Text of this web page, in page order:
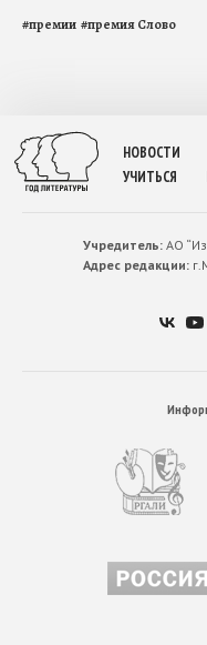
#премии #премия Слово
НОВОСТИ
УЧИТЬСЯ
Учредитель:АО
Адрес редакции: